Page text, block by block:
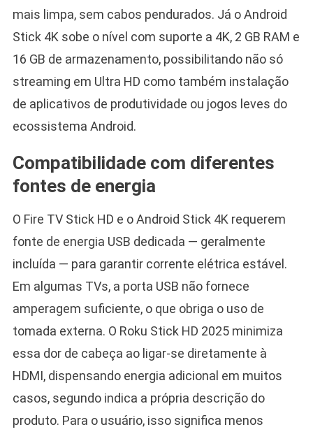
mais limpa, sem cabos pendurados. Já o Android
Stick 4K sobe o nível com suporte a 4K, 2 GB RAM e
16 GB de armazenamento, possibilitando não só
streaming em Ultra HD como também instalação
de aplicativos de produtividade ou jogos leves do
ecossistema Android.
Compatibilidade com diferentes
fontes de energia
O Fire TV Stick HD e o Android Stick 4K requerem
fonte de energia USB dedicada — geralmente
incluída — para garantir corrente elétrica estável.
Em algumas TVs, a porta USB não fornece
amperagem suficiente, o que obriga o uso de
tomada externa. O Roku Stick HD 2025 minimiza
essa dor de cabeça ao ligar-se diretamente à
HDMI, dispensando energia adicional em muitos
casos, segundo indica a própria descrição do
produto. Para o usuário, isso significa menos